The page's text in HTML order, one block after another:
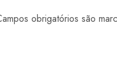
obrigatórios são